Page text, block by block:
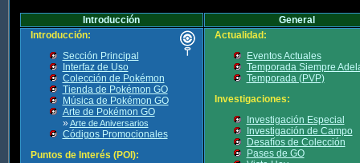
Introducción
General
Introducción:
Sección Principal
Interfaz de Uso
Colección de Pokémon
Tienda de Pokémon GO
Música de Pokémon GO
Arte de Pokémon GO
» Arte de Aniversarios
Códigos Promocionales
Puntos de Interés (POI):
Actualidad:
Eventos Actuales
Temporada Siempre
Temporada (PVP)
Investigaciones:
Investigación Especial
Investigación de Campo
Desafíos de Colección
Pases de GO